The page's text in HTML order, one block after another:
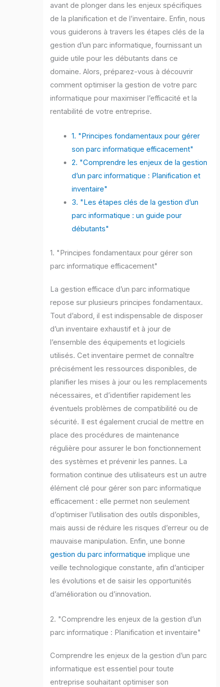
avant de plonger dans les enjeux spécifiques
de la planification et de l’inventaire. Enfin, nous
vous guiderons à travers les étapes clés de la
gestion d’un parc informatique, fournissant un
guide utile pour les débutants dans ce
domaine. Alors, préparez-vous à découvrir
comment optimiser la gestion de votre parc
informatique pour maximiser l’efficacité et la
rentabilité de votre entreprise.
1. "Principes fondamentaux pour gérer
son parc informatique efficacement"
2. "Comprendre les enjeux de la gestion
d’un parc informatique : Planification et
inventaire"
3. "Les étapes clés de la gestion d’un
parc informatique : un guide pour
débutants"
1. "Principes fondamentaux pour gérer son
parc informatique efficacement"
La gestion efficace d’un parc informatique
repose sur plusieurs principes fondamentaux.
Tout d’abord, il est indispensable de disposer
d’un inventaire exhaustif et à jour de
l’ensemble des équipements et logiciels
utilisés. Cet inventaire permet de connaître
précisément les ressources disponibles, de
planifier les mises à jour ou les remplacements
nécessaires, et d’identifier rapidement les
éventuels problèmes de compatibilité ou de
sécurité. Il est également crucial de mettre en
place des procédures de maintenance
régulière pour assurer le bon fonctionnement
des systèmes et prévenir les pannes. La
formation continue des utilisateurs est un autre
élément clé pour gérer son parc informatique
efficacement : elle permet non seulement
d’optimiser l’utilisation des outils disponibles,
mais aussi de réduire les risques d’erreur ou de
mauvaise manipulation. Enfin, une bonne
gestion du parc informatique implique une
veille technologique constante, afin d’anticiper
les évolutions et de saisir les opportunités
d’amélioration ou d’innovation.
2. "Comprendre les enjeux de la gestion d’un
parc informatique : Planification et inventaire"
Comprendre les enjeux de la gestion d’un parc
informatique est essentiel pour toute
entreprise souhaitant optimiser son